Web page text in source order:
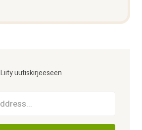
Liity uutiskirjeeseen